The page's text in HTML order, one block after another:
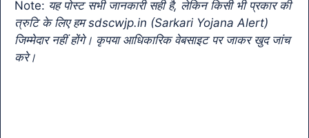
k
n
sl
Note: यह पोस्ट सभी जानकारी सही है, लेकिन किसी भी प्रकार की
त्रुटि के लिए हम sdscwjp.in (Sarkari Yojana Alert)
जिम्मेदार नहीं होंगे। कृपया आधिकारिक वेबसाइट पर जाकर खुद जांच
करे।